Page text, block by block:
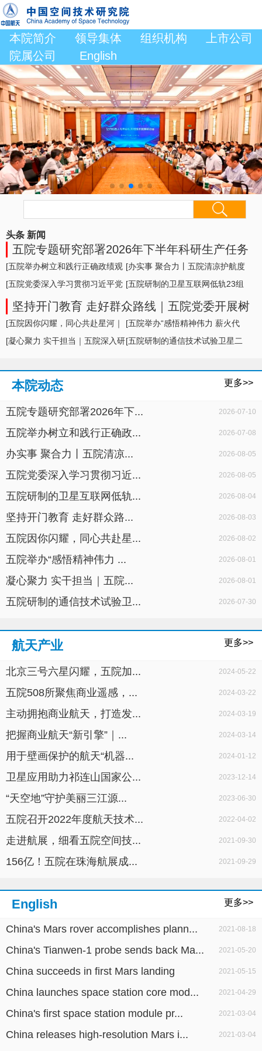
本院简介 领导集体 组织机构
上市公司
院属公司
English
头条 新闻
五院专题研究部署2026年下半年科研生产任务
形势及举措
[五院举办树立和践行正确政绩观
学习教育专题... ]
[办实事 聚合力丨五院清凉护航度
盛夏，暖心... ]
[五院党委深入学习贯彻习近平党
建思想，专题... ]
[五院研制的卫星互联网低轨23组
卫星成功发... ]
坚持开门教育 走好群众路线｜五院党委开展树
立和践行正确政绩观学习教育面对面座谈
[五院因你闪耀，同心共赴星河｜
五院举办20... ]
[五院举办“感悟精神伟力 薪火代
代相传”暨... ]
[凝心聚力 实干担当｜五院深入研[五院研制的通信技术试验卫星二
本院动态 更多>>
五院专题研究部署2026年下... 2026-07-10
五院举办树立和践行正确政... 2026-07-08
办实事 聚合力丨五院清凉... 2026-08-05
五院党委深入学习贯彻习近... 2026-08-05
五院研制的卫星互联网低轨... 2026-08-04
坚持开门教育 走好群众路... 2026-08-03
五院因你闪耀，同心共赴星... 2026-08-02
五院举办“感悟精神伟力 ... 2026-08-01
凝心聚力 实干担当｜五院... 2026-08-01
五院研制的通信技术试验卫... 2026-07-30
航天产业 更多>>
北京三号六星闪耀，五院加... 2024-05-22
五院508所聚焦商业遥感，... 2024-03-22
主动拥抱商业航天，打造发... 2024-03-19
把握商业航天“新引擎”｜... 2024-03-14
用于壁画保护的航天“机器... 2024-01-12
卫星应用助力祁连山国家公... 2023-12-14
“天空地”守护美丽三江源... 2023-06-30
五院召开2022年度航天技术... 2022-04-02
走进航展，细看五院空间技... 2021-09-30
156亿！五院在珠海航展成... 2021-09-29
English 更多>>
China's Mars rover accomplishes plann... 2021-08-18
China's Tianwen-1 probe sends back Ma... 2021-05-20
China succeeds in first Mars landing 2021-05-15
China launches space station core mod... 2021-04-29
China's first space station module pr... 2021-03-04
China releases high-resolution Mars i... 2021-03-04